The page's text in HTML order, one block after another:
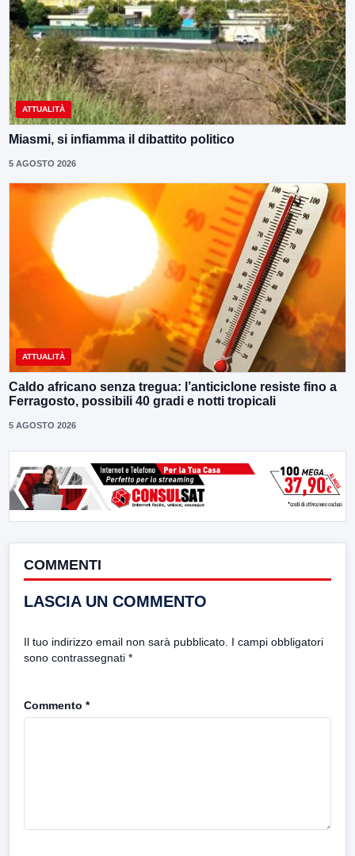
ATTUALITÀ
Miasmi, si infiamma il dibattito politico
5 AGOSTO 2026
ATTUALITÀ
Caldo africano senza tregua: l’anticiclone resiste fino a
Ferragosto, possibili 40 gradi e notti tropicali
5 AGOSTO 2026
COMMENTI
LASCIA UN COMMENTO
Il tuo indirizzo email non sarà pubblicato. I campi obbligatori
sono contrassegnati *
Commento *